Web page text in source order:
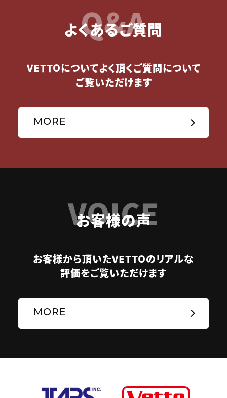
Q&A
よくあるご質問
VETTOについてよく頂くご質問について
ご覧いただけます
MORE
VOICE
お客様の声
お客様から頂いたVETTOのリアルな
評価をご覧いただけます
MORE